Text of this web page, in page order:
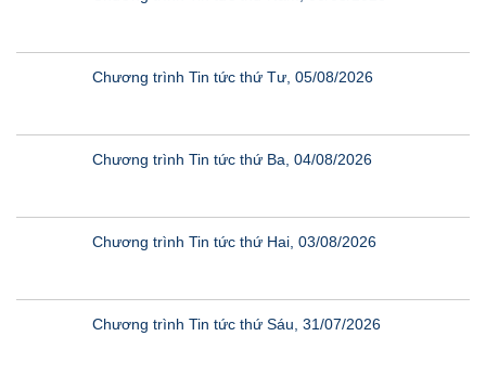
Chương trình Tin tức thứ Tư, 05/08/2026
Chương trình Tin tức thứ Ba, 04/08/2026
Chương trình Tin tức thứ Hai, 03/08/2026
Chương trình Tin tức thứ Sáu, 31/07/2026